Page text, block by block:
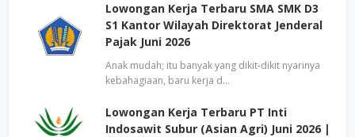
Lowongan Kerja Terbaru SMA SMK D3
S1 Kantor Wilayah Direktorat Jenderal
Pajak Juni 2026
Anak mudah; itu banyak yang dikit-dikit nyarinya
kebahagiaan, baru kerja d…
Lowongan Kerja Terbaru PT Inti
Indosawit Subur (Asian Agri) Juni 2026 |